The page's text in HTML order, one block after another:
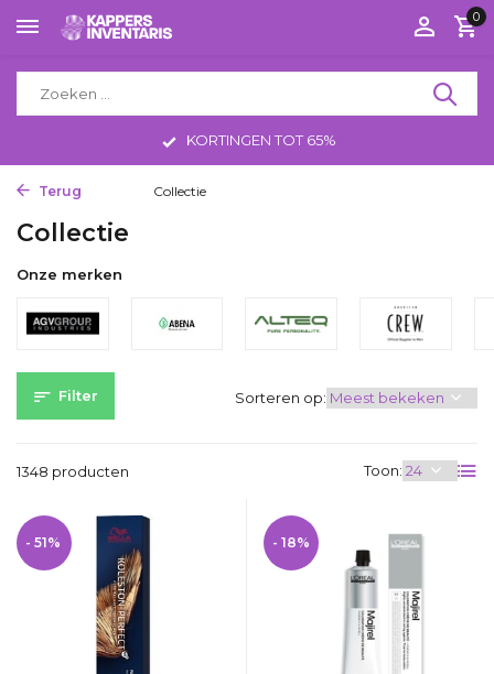
0
GRATIS VERZENDING
Terug Collectie
Collectie
Onze merken
Filter
1348 producten Toon:
Sorteren op:
- 51% - 18%